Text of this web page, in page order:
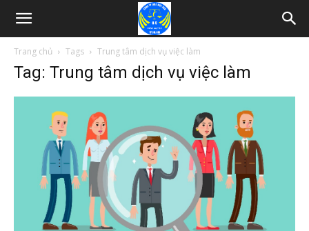
Trang chủ Tags Trung tâm dịch vụ việc làm
Tag: Trung tâm dịch vụ việc làm